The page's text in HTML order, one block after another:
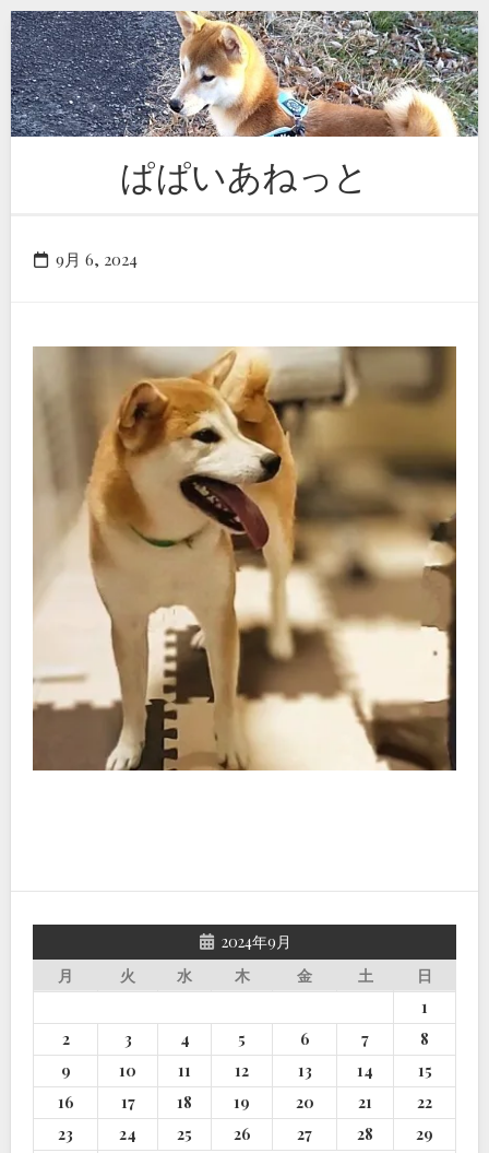
Skip
to
content
ぱぱいあねっと
9月 6, 2024
2024年9月
月
火 水 木 金 土
日
1
2
3 4 5 6 7
8
9
10 11 12 13 14
15
16
17 18 19 20 21
22
23
24 25 26 27 28
29